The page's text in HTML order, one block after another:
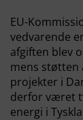
EU-
vedvarende
afgiften blev
mens støtten
projekter i
derfor været
energi i